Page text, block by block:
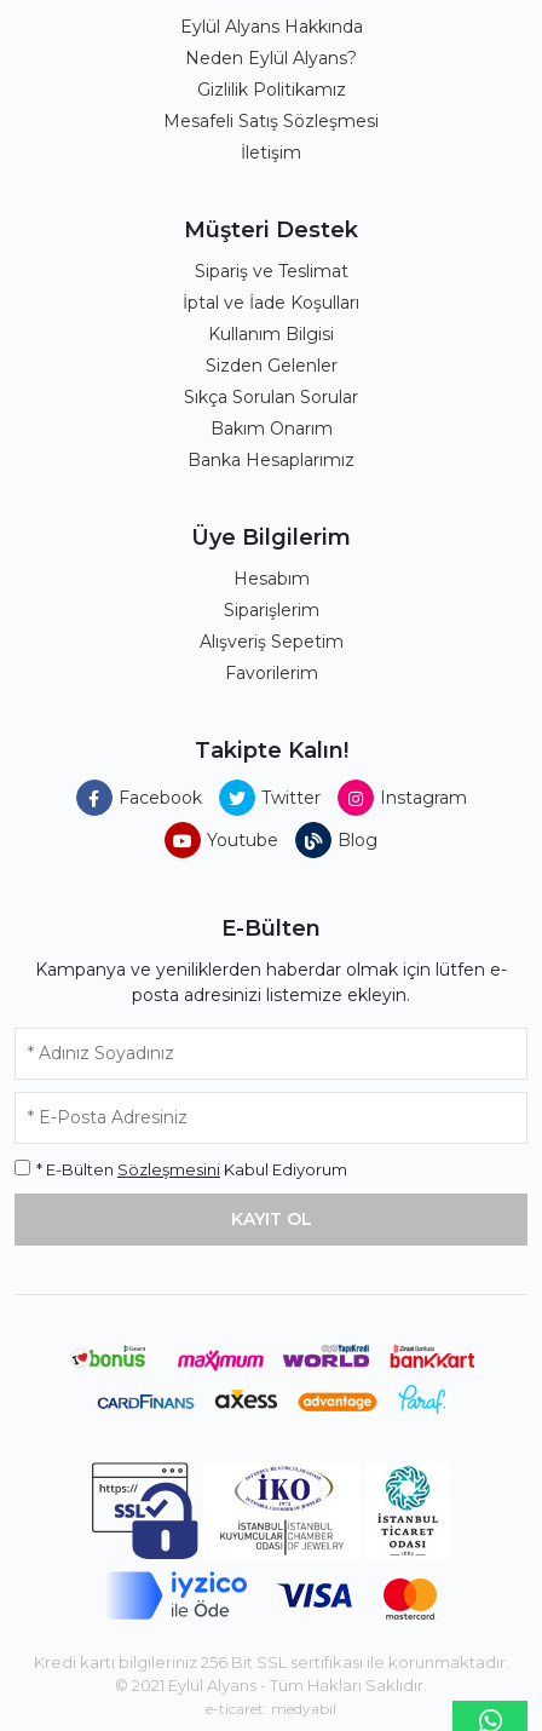
Eylül Alyans Hakkında
Neden Eylül Alyans?
Gizlilik Politikamız
Mesafeli Satış Sözleşmesi
İletişim
Müşteri Destek
Sipariş ve Teslimat
İptal ve İade Koşulları
Kullanım Bilgisi
Sizden Gelenler
Sıkça Sorulan Sorular
Bakım Onarım
Banka Hesaplarımız
Üye Bilgilerim
Hesabım
Siparişlerim
Alışveriş Sepetim
Favorilerim
Takipte Kalın!
Facebook Twitter
Instagram
Youtube
Blog
E-Bülten
Kampanya ve yeniliklerden haberdar olmak için lütfen e-
posta adresinizi listemize ekleyin.
* E-Bülten Sözleşmesini Kabul Ediyorum
Kredi kartı bilgileriniz 256 Bit SSL sertifikası ile korunmaktadır.
© 2021 Eylül Alyans - Tüm Hakları Saklıdır.
e-ticaret: medyabil